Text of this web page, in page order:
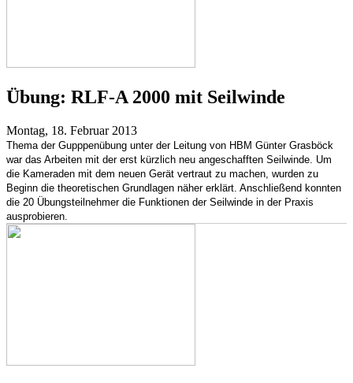
Übung: RLF-A 2000 mit Seilwinde
Montag, 18. Februar 2013
Thema der Gupppenübung unter der Leitung von HBM Günter Grasböck
war das Arbeiten mit der erst kürzlich neu angeschafften Seilwinde. Um
die Kameraden mit dem neuen Gerät vertraut zu machen, wurden zu
Beginn die theoretischen Grundlagen näher erklärt. Anschließend konnten
die 20 Übungsteilnehmer die Funktionen der Seilwinde in der Praxis
ausprobieren.